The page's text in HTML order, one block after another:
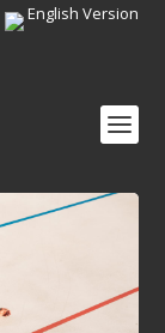
English Version